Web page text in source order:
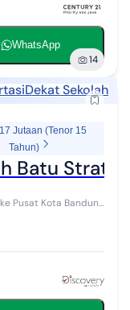
WhatsApp
14
Dekat Sekolah
Jutaan (Tenor 15
Tahun)
Batu
Pusat Kota Bandung
elegan, kenyamanan,